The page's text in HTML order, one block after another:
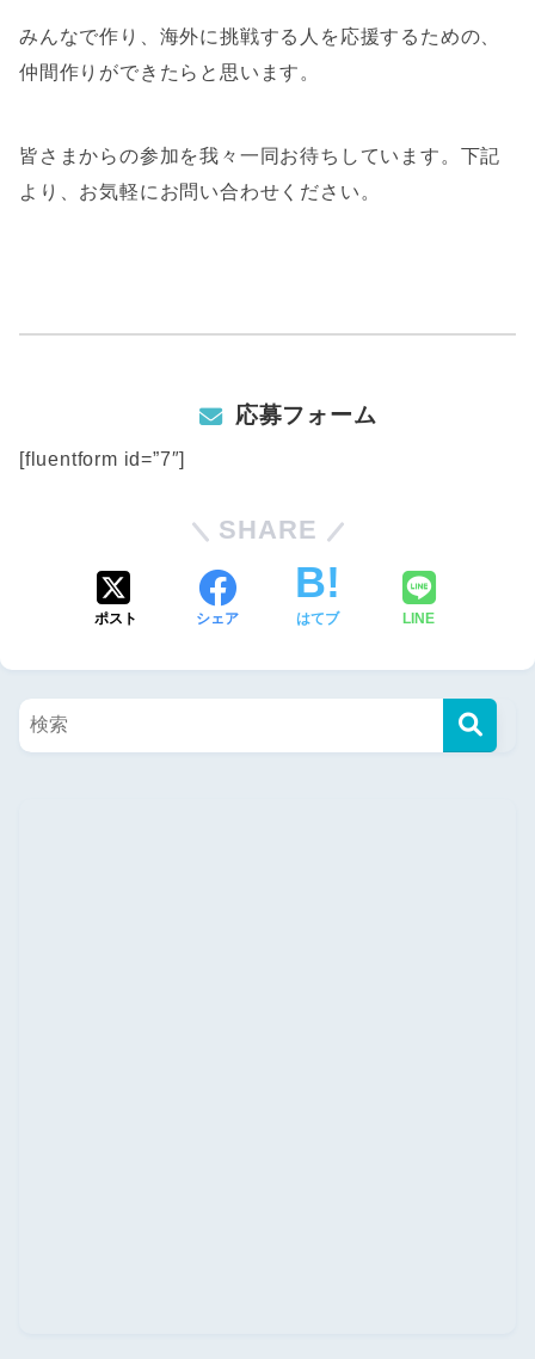
みんなで作り、海外に挑戦する人を応援するための、
仲間作りができたらと思います。
皆さまからの参加を我々一同お待ちしています。下記
より、お気軽にお問い合わせください。
応募フォーム
[fluentform id=”7″]
SHARE
ポスト シェア はてブ LINE